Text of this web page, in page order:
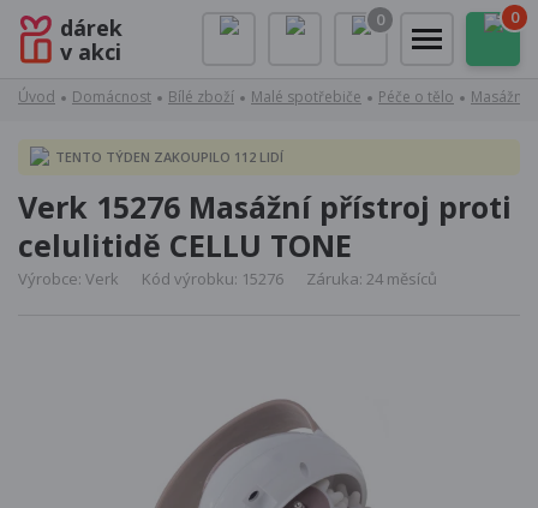
dárek
v akci
0 0
Úvod Domácnost Bílé zboží Malé spotřebiče Péče o tělo Masážní
TENTO TÝDEN ZAKOUPILO 112 LIDÍ
Verk 15276 Masážní přístroj proti
celulitidě CELLU TONE
Výrobce: Verk Kód výrobku: 15276 Záruka: 24 měsíců